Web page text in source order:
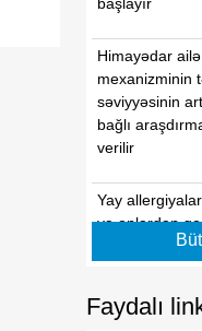
Himayədar ailə
mexanizminin
səviyyəsinin
bağlı
verilir
Yay
və onlardan
Klub rəhbərləri
menecerləri ilə
Faydalı